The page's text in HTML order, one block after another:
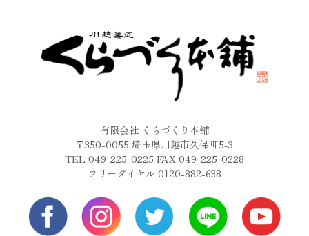
有限会社 くらづくり本舗
〒350-0055 埼玉県川越市久保町5-3
TEL 049-225-0225 FAX 049-225-0228
フリーダイヤル 0120-882-638